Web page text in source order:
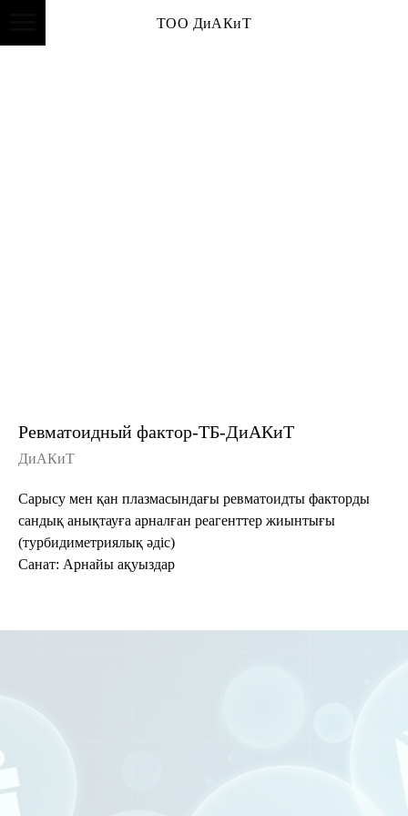
ТОО ДиАКиТ
Ревматоидный фактор-ТБ-ДиАКиТ
ДиАКиТ
Сарысу мен қан плазмасындағы ревматоидты факторды
сандық анықтауға арналған реагенттер жиынтығы
(турбидиметриялық әдіс)
Санат: Арнайы ақуыздар